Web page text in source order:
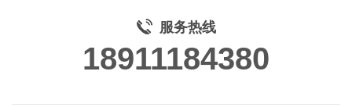
服务热线
18911184380